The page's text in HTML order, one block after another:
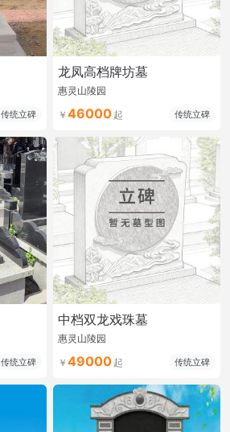
传统立碑
龙凤高档牌坊墓
惠灵山陵园
46000 传统立碑
传统立碑
中档双龙戏珠墓
惠灵山陵园
49000 传统立碑